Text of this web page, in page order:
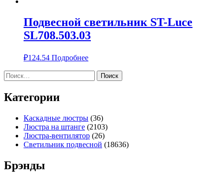
Подвесной светильник ST-Luce
SL708.503.03
₽124.54 Подробнее
Найти:
Категории
Каскадные люстры (36)
Люстра на штанге (2103)
Люстра-вентилятор (26)
Светильник подвесной (18636)
Брэнды